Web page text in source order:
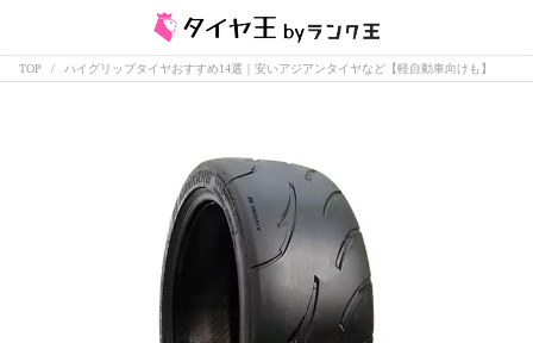
TOP ハイグリップタイヤおすすめ14選｜安いアジアンタイヤなど【軽自動車向けも】